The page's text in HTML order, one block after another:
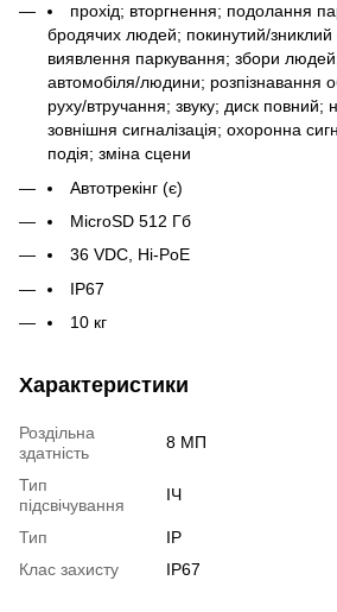
прохід; вторгнення; подолання
бродячих людей; покинутий/зниклий
виявлення паркування; збори
автомобіля/людини; розпізнавання
руху/втручання; звуку; диск повний;
зовнішня сигналізація; охоронна
подія; зміна сцени
Автотрекінг (є)
MicroSD 512 Гб
36 VDC, Hi-PoE
IP67
10 кг
Характеристики
Роздільна
здатність
8 МП
Тип
підсвічування
ІЧ
Тип
IP
Клас захисту
IP67